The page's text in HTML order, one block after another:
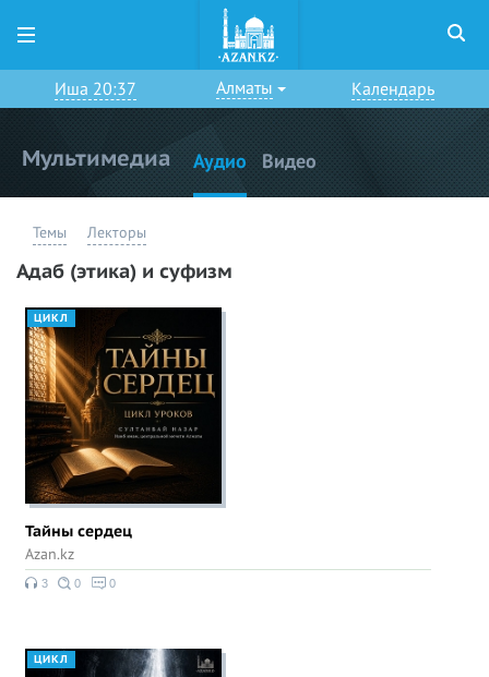
Иша 20:37 Алматы Календарь
Мультимедиа Аудио Видео
Темы Лекторы
Адаб (этика) и суфизм
ЦИКЛ
Тайны сердец
Azan.kz
3 0 0
ЦИКЛ